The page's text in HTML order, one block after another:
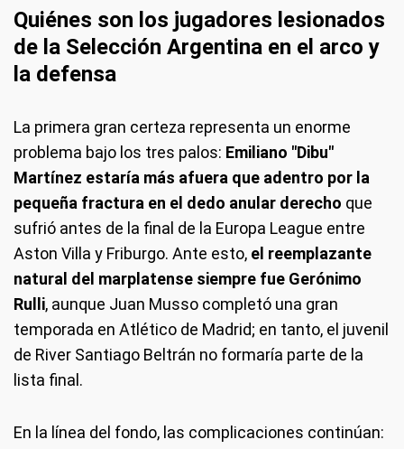
Quiénes son los jugadores lesionados
de la Selección Argentina en el arco y
la defensa
La primera gran certeza representa un enorme
problema bajo los tres palos: Emiliano "Dibu"
Martínez estaría más afuera que adentro por la
pequeña fractura en el dedo anular derecho que
sufrió antes de la final de la Europa League entre
Aston Villa y Friburgo. Ante esto, el reemplazante
natural del marplatense siempre fue Gerónimo
Rulli, aunque Juan Musso completó una gran
temporada en Atlético de Madrid; en tanto, el juvenil
de River Santiago Beltrán no formaría parte de la
lista final.
En la línea del fondo, las complicaciones continúan: